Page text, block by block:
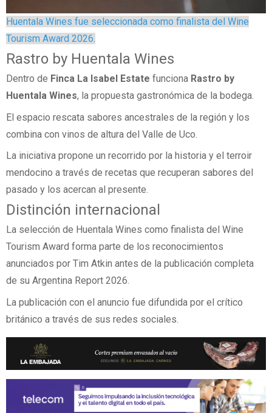
Huentala Wines fue seleccionada como finalista del Wine
Tourism Award 2026.
Rastro by Huentala Wines
Dentro de Finca La Isabel Estate funciona Rastro by
Huentala Wines, la propuesta gastronómica de la bodega.
El espacio rescata sabores ancestrales de la región y los
combina con vinos de altura del Valle de Uco.
La iniciativa propone un recorrido por la historia y el terroir
mendocino a través de recetas que recuperan sabores del
pasado y los acercan al presente.
Distinción internacional
La selección de Huentala Wines como finalista del Wine
Tourism Award forma parte de los reconocimientos
anunciados por Tim Atkin antes de la publicación completa
de su Argentina Report 2026.
La publicación con el anuncio fue difundida por el crítico
británico a través de sus redes sociales.